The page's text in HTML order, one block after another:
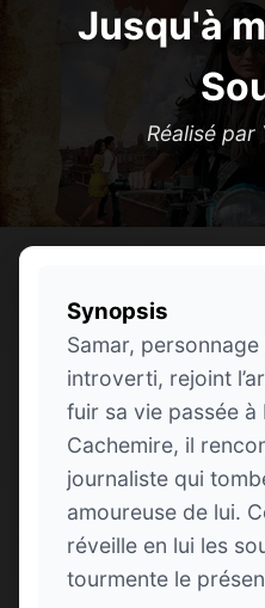
Jusqu'à
Réalisé par
Synopsis
Samar,
introverti, rejoint
fuir sa vie passée à
Cachemire, il
journaliste qui
amoureuse de lui.
réveille en lui les
tourmente le